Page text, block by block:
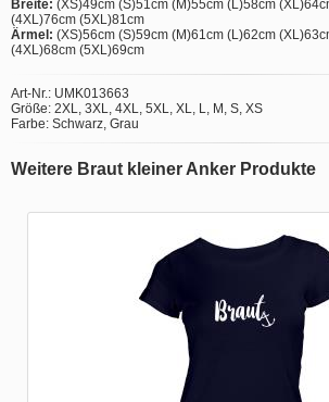
Breite: (XS)49cm (S)51cm (M)55cm (L)58cm
(4XL)76cm (5XL)81cm
Ärmel: (XS)56cm (S)59cm (M)61cm (L)62cm
(4XL)68cm (5XL)69cm
Art-Nr.: UMK013663
Größe: 2XL, 3XL, 4XL, 5XL, XL, L, M, S, XS
Farbe: Schwarz, Grau
Weitere Braut kleiner Anker Produkte